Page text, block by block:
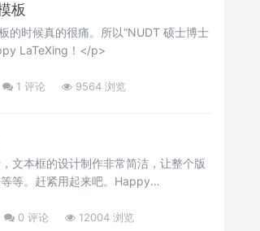
板
的时候真的很痛。所以“NUDT 硕士博士
LaTeXing！</p>
1 评论 9564 浏览
文本框的设计制作非常简洁，让整个版
等。赶紧用起来吧。Happy
0 评论 12004 浏览